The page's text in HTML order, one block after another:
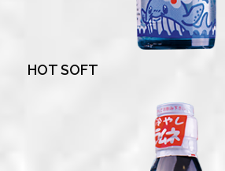
HOT SOFT